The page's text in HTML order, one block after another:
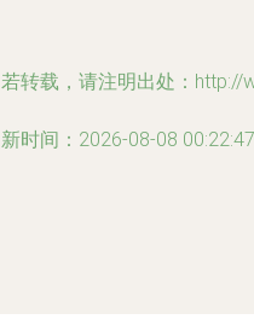
转载，请注明出处：
时间：2026-08-08 00:22:47